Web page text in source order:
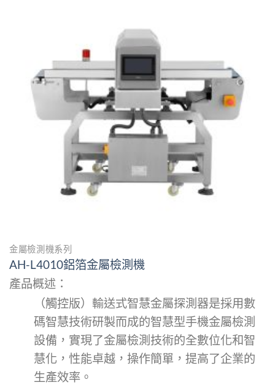
金屬檢測機系列
AH-L4010鋁箔金屬檢測機
產品概述：
（觸控版）輸送式智慧金屬探測器是採用數
碼智慧技術研製而成的智慧型手機金屬檢測
設備，實現了金屬檢測技術的全數位化和智
慧化，性能卓越，操作簡單，提高了企業的
生產效率。